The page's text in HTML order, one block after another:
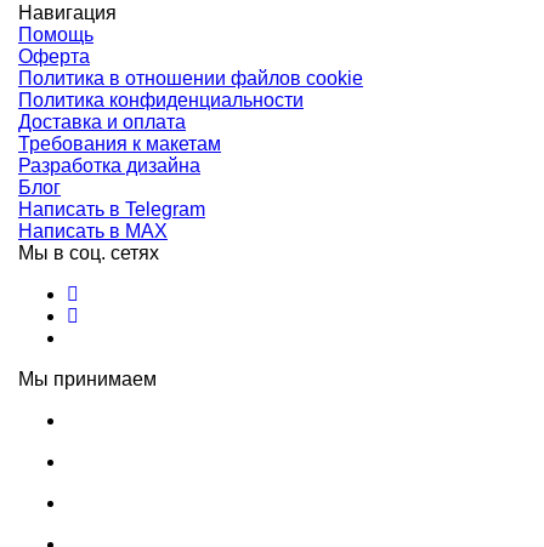
Навигация
Помощь
Оферта
Политика в отношении файлов cookie
Политика конфиденциальности
Доставка и оплата
Требования к макетам
Разработка дизайна
Блог
Написать в Telegram
Написать в MAX
Мы в соц. сетях
Мы принимаем